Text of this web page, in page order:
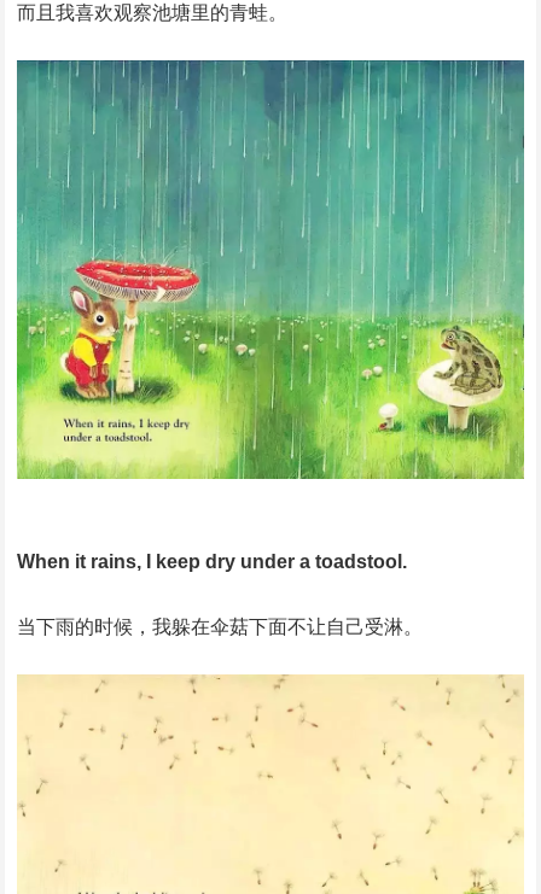
而且我喜欢观察池塘里的青蛙。
When it rains, I keep dry under a toadstool.
当下雨的时候，我躲在伞菇下面不让自己受淋。